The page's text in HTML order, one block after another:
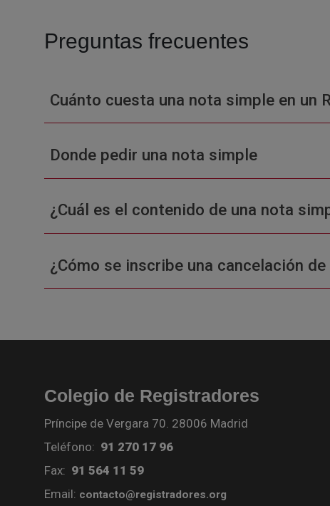
Preguntas frecuentes
Cuánto cuesta una nota simple en un
Donde pedir una nota simple
¿Cuál es el contenido de una nota
¿Cómo se inscribe una cancelación
Colegio de Registradores
Príncipe de Vergara 70. 28006 Madrid
Teléfono: 91 270 17 96
Fax: 91 564 11 59
Email: contacto@registradores.org